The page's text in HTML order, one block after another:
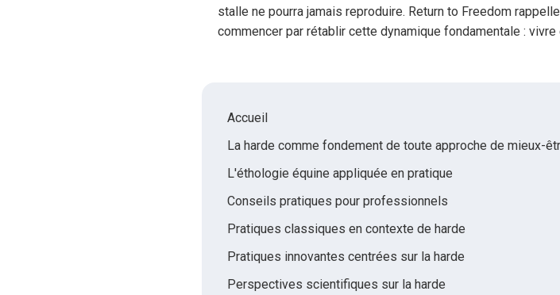
stalle ne pourra jamais reproduire. Return to Freedom
commencer par rétablir cette dynamique fondamentale : vivre
Accueil
La harde comme fondement de toute approche de mieux-
L'éthologie équine appliquée en pratique
Conseils pratiques pour professionnels
Pratiques classiques en contexte de harde
Pratiques innovantes centrées sur la harde
Perspectives scientifiques sur la harde